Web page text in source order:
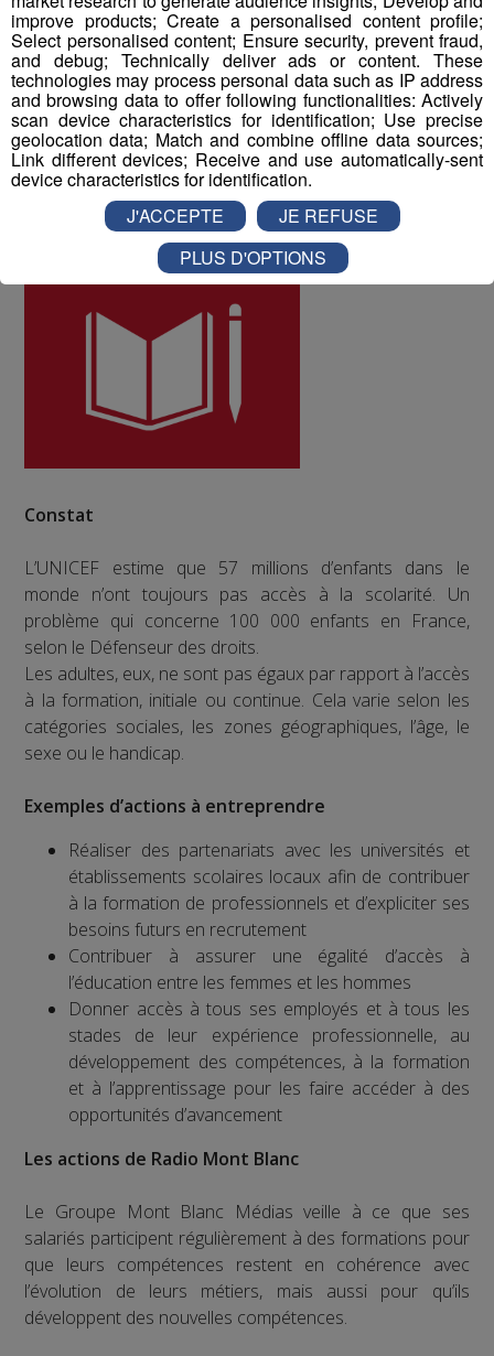
les collaborateurs ont donné une note globale de 8 sur
10 à la qualité de vie au travail au sein du Groupe Mont
Blanc Médias.
ODD numéro 4 : Education de qualité
Constat
L’UNICEF estime que 57 millions d’enfants dans le
monde n’ont toujours pas accès à la scolarité. Un
problème qui concerne 100 000 enfants en France,
selon le Défenseur des droits.
Les adultes, eux, ne sont pas égaux par rapport à l’accès
à la formation, initiale ou continue. Cela varie selon les
catégories sociales, les zones géographiques, l’âge, le
sexe ou le handicap.
Exemples d’actions à entreprendre
Réaliser des partenariats avec les universités et
établissements scolaires locaux afin de contribuer
à la formation de professionnels et d’expliciter ses
besoins futurs en recrutement
Contribuer à assurer une égalité d’accès à
l’éducation entre les femmes et les hommes
Donner accès à tous ses employés et à tous les
stades de leur expérience professionnelle, au
développement des compétences, à la formation
et à l’apprentissage pour les faire accéder à des
opportunités d’avancement
Les actions de Radio Mont Blanc
Le Groupe Mont Blanc Médias veille à ce que ses
salariés participent régulièrement à des formations pour
que leurs compétences restent en cohérence avec
l’évolution de leurs métiers, mais aussi pour qu’ils
développent des nouvelles compétences.
improve products; Create a personalised content profile;
Select personalised content; Ensure security, prevent fraud,
and debug; Technically deliver ads or content. These
technologies may process personal data such as IP address
and browsing data to offer following functionalities: Actively
scan device characteristics for identification; Use precise
geolocation data; Match and combine offline data sources;
Link different devices; Receive and use automatically-sent
device characteristics for identification.
J'ACCEPTE
JE REFUSE
PLUS D'OPTIONS